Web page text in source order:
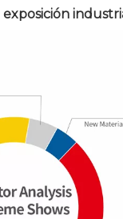
exposición